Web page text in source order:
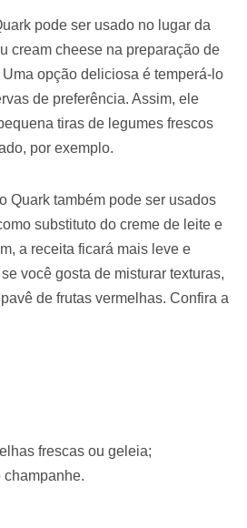
pode ser usado no lugar da
cream cheese na preparação de
opção deliciosa é temperá-lo
de preferência. Assim, ele
tiras de legumes frescos
por exemplo.
Quark também pode ser usados
substituto do creme de leite e
a receita ficará mais leve e
você gosta de misturar texturas,
de frutas vermelhas. Confira a
frescas ou geleia;